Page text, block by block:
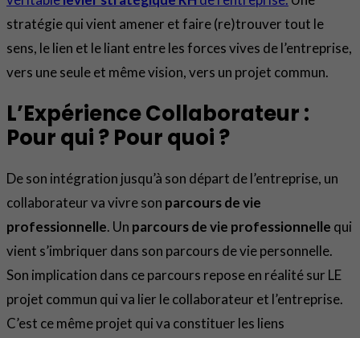
stratégie qui vient amener et faire (re)trouver tout le
sens, le lien et le liant entre les forces vives de l’entreprise,
vers une seule et même vision, vers un projet commun.
L’Expérience Collaborateur :
Pour qui ? Pour quoi ?
De son intégration jusqu’à son départ de l’entreprise, un
collaborateur va vivre son parcours de vie
professionnelle. Un parcours de vie professionnelle qui
vient s’imbriquer dans son parcours de vie personnelle.
Son implication dans ce parcours repose en réalité sur LE
projet commun qui va lier le collaborateur et l’entreprise.
C’est ce même projet qui va constituer les liens